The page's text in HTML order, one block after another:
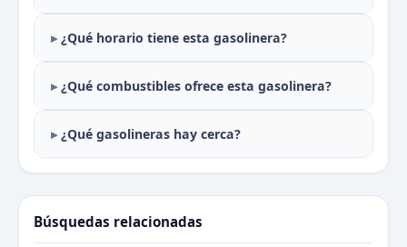
¿Qué horario tiene esta gasolinera?
¿Qué combustibles ofrece esta gasolinera?
¿Qué gasolineras hay cerca?
Búsquedas relacionadas